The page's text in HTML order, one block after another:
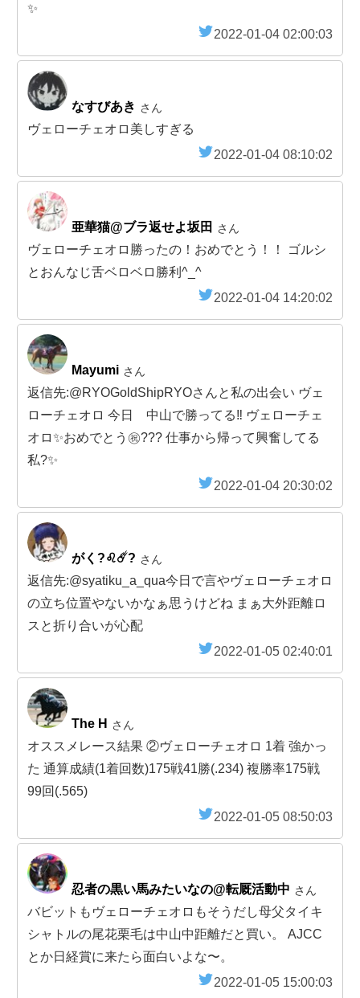
✨
2022-01-04 02:00:03
なすびあき さん
ヴェローチェオロ美しすぎる
2022-01-04 08:10:02
亜華猫@ブラ返せよ坂田 さん
ヴェローチェオロ勝ったの！おめでとう！！ ゴルシ
とおんなじ舌ベロベロ勝利^_^
2022-01-04 14:20:02
Mayumi さん
返信先:@RYOGoldShipRYOさんと私の出会い ヴェ
ローチェオロ 今日 中山で勝ってる‼️ ヴェローチェ
オロ✨おめでとう㊗️??? 仕事から帰って興奮してる
私?✨
2022-01-04 20:30:02
がく?♌️☄️? さん
返信先:@syatiku_a_qua今日で言やヴェローチェオロ
の立ち位置やないかなぁ思うけどね まぁ大外距離ロ
スと折り合いが心配
2022-01-05 02:40:01
The H さん
オススメレース結果 ②ヴェローチェオロ 1着 強かっ
た 通算成績(1着回数)175戦41勝(.234) 複勝率175戦
99回(.565)
2022-01-05 08:50:03
忍者の黒い馬みたいなの@転厩活動中 さん
バビットもヴェローチェオロもそうだし母父タイキ
シャトルの尾花栗毛は中山中距離だと買い。 AJCC
とか日経賞に来たら面白いよな〜。
2022-01-05 15:00:03